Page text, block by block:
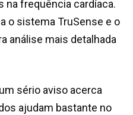
na frequência cardíaca.
o sistema TruSense e o
análise mais detalhada
sério aviso acerca
ajudam bastante no